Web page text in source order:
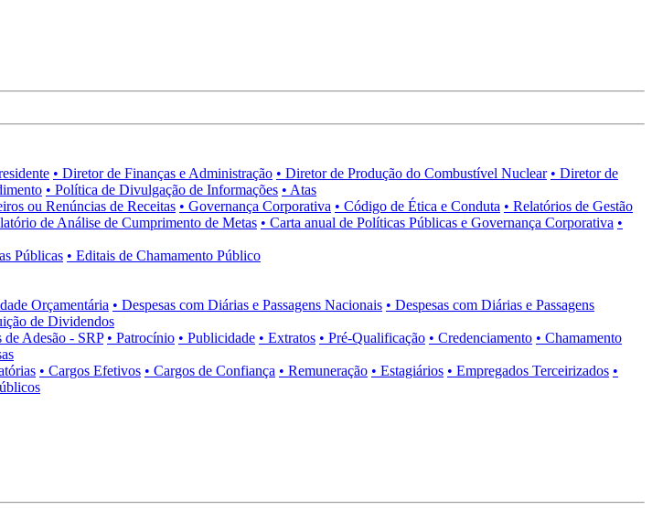
• Diretor de Finanças e Administração • Diretor de Produção do Combustível Nuclear • Diretor de
• Política de Divulgação de Informações • Atas
ou Renúncias de Receitas • Governança Corporativa • Código de Ética e Conduta • Relatórios de Gestão
de Análise de Cumprimento de Metas • Carta anual de Políticas Públicas e Governança Corporativa •
Públicas • Editais de Chamamento Público
Orçamentária • Despesas com Diárias e Passagens Nacionais • Despesas com Diárias e Passagens
de Dividendos
de Adesão - SRP • Patrocínio • Publicidade • Extratos • Pré-Qualificação • Credenciamento • Chamamento
• Cargos Efetivos • Cargos de Confiança • Remuneração • Estagiários • Empregados Terceirizados •